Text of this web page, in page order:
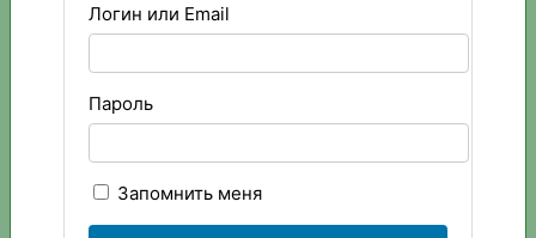
Логин или Email
Пароль
Запомнить меня